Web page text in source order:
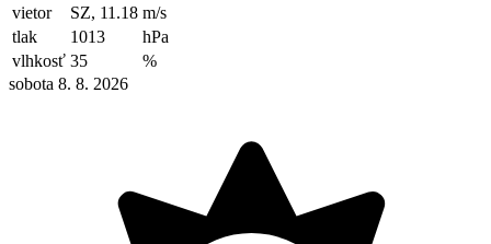
vietor
SZ, 11.18 m/s
tlak
1013
hPa
vlhkosť 35
%
sobota 8. 8. 2026